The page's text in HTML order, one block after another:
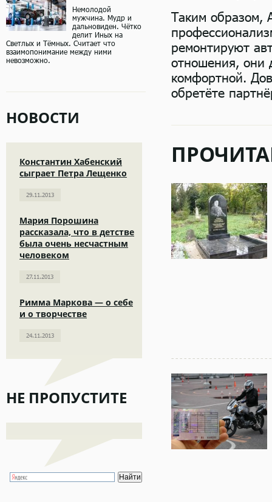
Немолодой
мужчина. Мудр и
дальновиден. Чётко
делит Иных на
Светлых и Тёмных. Считает что
взаимопонимание между ними
невозможно.
НОВОСТИ
Константин Хабенский
сыграет Петра Лещенко
29.11.2013
Мария Порошина
рассказала, что в детстве
была очень несчастным
человеком
27.11.2013
Римма Маркова — о себе
и о творчестве
24.11.2013
НЕ ПРОПУСТИТЕ
Таким образом,
ремонтируют
отношения, они
комфортной.
обретёте